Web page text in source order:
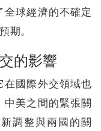
球經濟的不確定
期。
的影響
在國際外交領域也
美之間的緊張關
調整與兩國的關